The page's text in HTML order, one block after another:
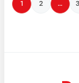
1 2 …